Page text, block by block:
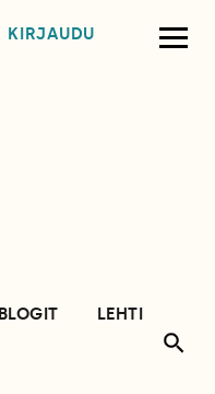
KIRJAUDU
BLOGIT
LEHTI